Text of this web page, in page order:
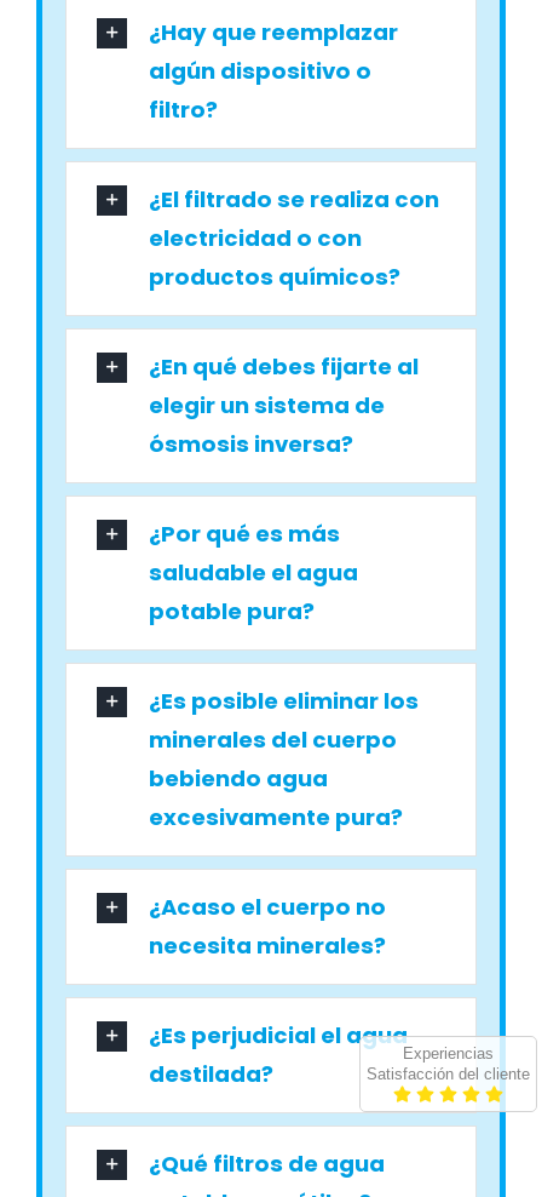
¿Hay que reemplazar
algún dispositivo o
filtro?
¿El filtrado se realiza con
electricidad o con
productos químicos?
¿En qué debes fijarte al
elegir un sistema de
ósmosis inversa?
¿Por qué es más
saludable el agua
potable pura?
¿Es posible eliminar los
minerales del cuerpo
bebiendo agua
excesivamente pura?
¿Acaso el cuerpo no
necesita minerales?
¿Es perjudicial el agua
destilada?
¿Qué filtros de agua
Experiencias
Satisfacción del cliente